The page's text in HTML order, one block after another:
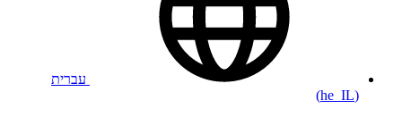
עברית
(he_IL)